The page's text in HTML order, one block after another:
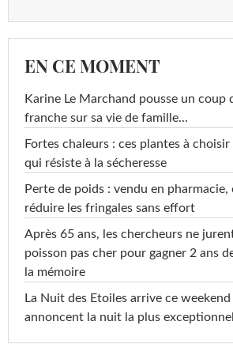
EN CE MOMENT
Karine Le Marchand pousse un coup
franche sur sa vie de famille...
Fortes chaleurs : ces plantes à
qui résiste à la sécheresse
Perte de poids : vendu en pharmacie,
réduire les fringales sans effort
Après 65 ans, les chercheurs ne
poisson pas cher pour gagner 2 ans
la mémoire
La Nuit des Etoiles arrive ce
annoncent la nuit la plus